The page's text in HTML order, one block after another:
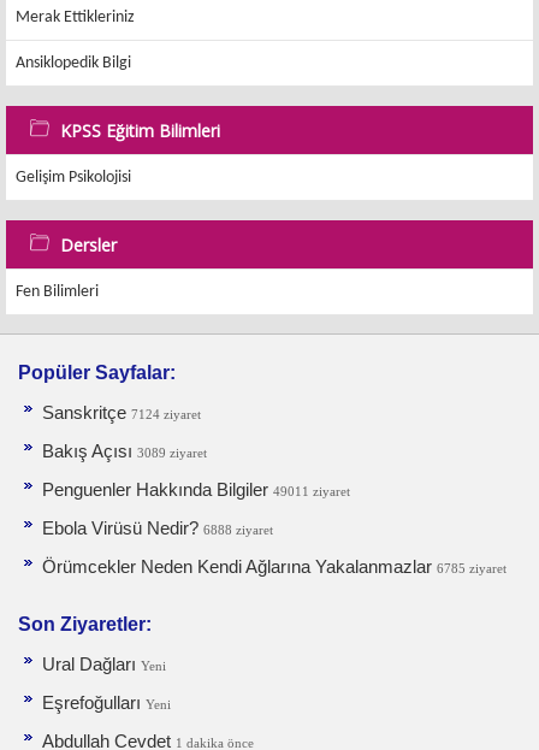
Merak Ettikleriniz
Ansiklopedik Bilgi
KPSS Eğitim Bilimleri
Gelişim Psikolojisi
Dersler
Fen Bilimleri
Popüler Sayfalar:
Sanskritçe 7124 ziyaret
Bakış Açısı 3089 ziyaret
Penguenler Hakkında Bilgiler 49011 ziyaret
Ebola Virüsü Nedir? 6888 ziyaret
Örümcekler Neden Kendi Ağlarına Yakalanmazlar 6785 ziyaret
Son Ziyaretler:
Ural Dağları Yeni
Eşrefoğulları Yeni
Abdullah Cevdet 1 dakika önce